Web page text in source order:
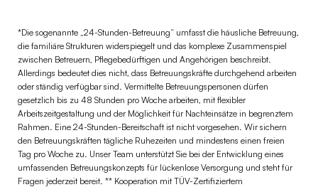
*Die sogenannte „24-Stunden-Betreuung“ umfasst die häusliche Betreuung,
die familiäre Strukturen widerspiegelt und das komplexe Zusammenspiel
zwischen Betreuern, Pflegebedürftigen und Angehörigen beschreibt.
Allerdings bedeutet dies nicht, dass Betreuungskräfte durchgehend arbeiten
oder ständig verfügbar sind. Vermittelte Betreuungspersonen dürfen
gesetzlich bis zu 48 Stunden pro Woche arbeiten, mit flexibler
Arbeitszeitgestaltung und der Möglichkeit für Nachteinsätze in begrenztem
Rahmen. Eine 24-Stunden-Bereitschaft ist nicht vorgesehen. Wir sichern
den Betreuungskräften tägliche Ruhezeiten und mindestens einen freien
Tag pro Woche zu. Unser Team unterstützt Sie bei der Entwicklung eines
umfassenden Betreuungskonzepts für lückenlose Versorgung und steht für
Fragen jederzeit bereit. ** Kooperation mit TÜV-Zertifiziertem